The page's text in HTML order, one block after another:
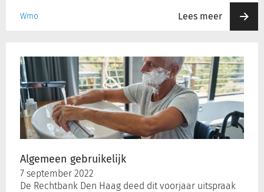
Wmo Lees meer
Algemeen gebruikelijk
7 september 2022
De Rechtbank Den Haag deed dit voorjaar uitspraak
gebruikelijk